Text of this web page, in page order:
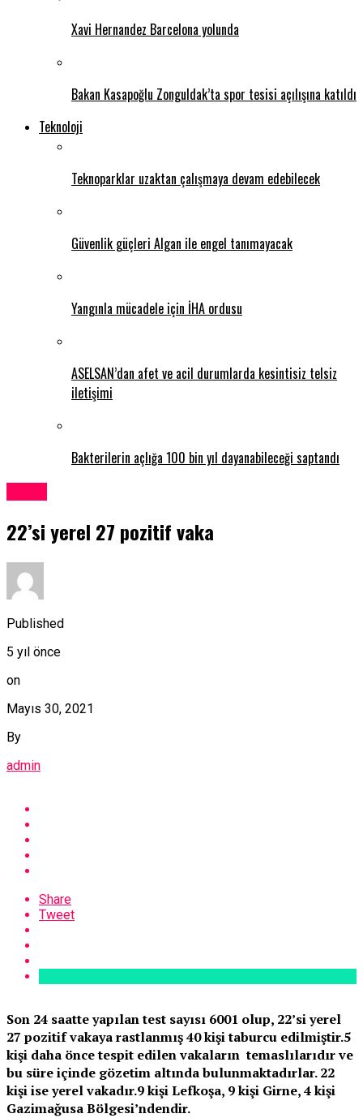
Xavi Hernandez Barcelona yolunda
Bakan Kasapoğlu Zonguldak’ta spor tesisi açılışına katıldı
Teknoloji
Teknoparklar uzaktan çalışmaya devam edebilecek
Güvenlik güçleri Algan ile engel tanımayacak
Yangınla mücadele için İHA ordusu
ASELSAN’dan afet ve acil durumlarda kesintisiz telsiz
iletişimi
Bakterilerin açlığa 100 bin yıl dayanabileceği saptandı
22’si yerel 27 pozitif vaka
Published
5 yıl önce
on
Mayıs 30, 2021
By
admin
Share
Tweet
Son 24 saatte yapılan test sayısı 6001 olup, 22’si yerel
27 pozitif vakaya rastlanmış 40 kişi taburcu edilmiştir.5
kişi daha önce tespit edilen vakaların temaslılarıdır ve
bu süre içinde gözetim altında bulunmaktadırlar. 22
kişi ise yerel vakadır.9 kişi Lefkoşa, 9 kişi Girne, 4 kişi
Gazimağusa Bölgesi’ndendir.